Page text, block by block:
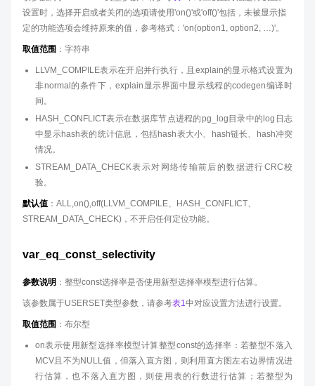
设置时，选择开启或者关闭的选项请使用'on()'或'off()'包括，未被显示指
定的功能选项会维持原来的值，参考格式：'on(option1, option2, …)'。
取值范围 ：字符串
LLVM_COMPILE表示在开启并行执行，且explain的显示格式设置为
非normal的条件下，explain显示界面中显示线程的codegen编译时
间。
HASH_CONFLICT表示在数据库节点进程的pg_log目录中的log日志
中显示hash表的统计信息，包括hash表大小、hash链长、hash冲突
情况。
STREAM_DATA_CHECK表示对网络传输前后的数据进行CRC校
验。
默认值 ：ALL,on(),off(LLVM_COMPILE、HASH_CONFLICT、
STREAM_DATA_CHECK)，不开启任何定位功能。
var_eq_const_selectivity
参数说明 ：整型const选择率是否使用新型选择率模型进行估算。
该参数属于USERSET类型参数，请参考表1中对应设置方法进行设置。
取值范围 ：布尔型
on表示使用新型选择率模型计算整型const的选择率：若整型不落入
MCV且不为NULL值，但落入直方图，则利用直方图左右边界情况进
行估算，也不落入直方图，则使用表的行数进行估算；若整型为